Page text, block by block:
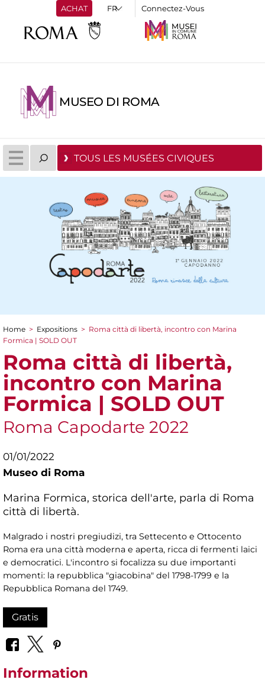
ACHAT Connectez-Vous
MUSEO DI ROMA
TOUS LES MUSÉES CIVIQUES
You are here
Home > Expositions > Roma città di libertà, incontro con Marina
Formica | SOLD OUT
Roma città di libertà,
incontro con Marina
Formica | SOLD OUT
Roma Capodarte 2022
01/01/2022
Museo di Roma
Marina Formica, storica dell'arte, parla di Roma
città di libertà.
Malgrado i nostri pregiudizi, tra Settecento e Ottocento
Roma era una città moderna e aperta, ricca di fermenti laici
e democratici. L'incontro si focalizza su due importanti
momenti: la repubblica "giacobina" del 1798-1799 e la
Repubblica Romana del 1749.
Gratis
Information